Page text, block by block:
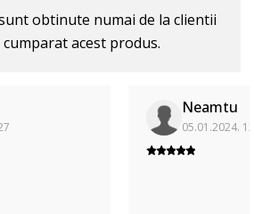
obtinute numai de la clientii
cumparat acest produs.
Neamtu
05.01.2024.